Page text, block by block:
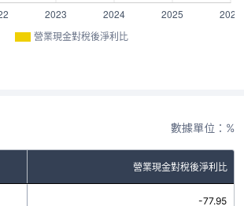
營業現金對稅後淨利比
數據單位：%
營業現金對稅後淨利比
-77.95